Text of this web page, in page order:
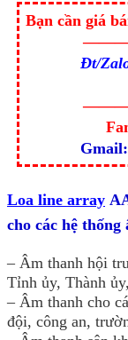
Bạn cần giá
Đt/
Loa line array
cho các hệ thống
– Âm thanh hội
Tỉnh ủy, Thành
– Âm thanh cho
đội, công an,